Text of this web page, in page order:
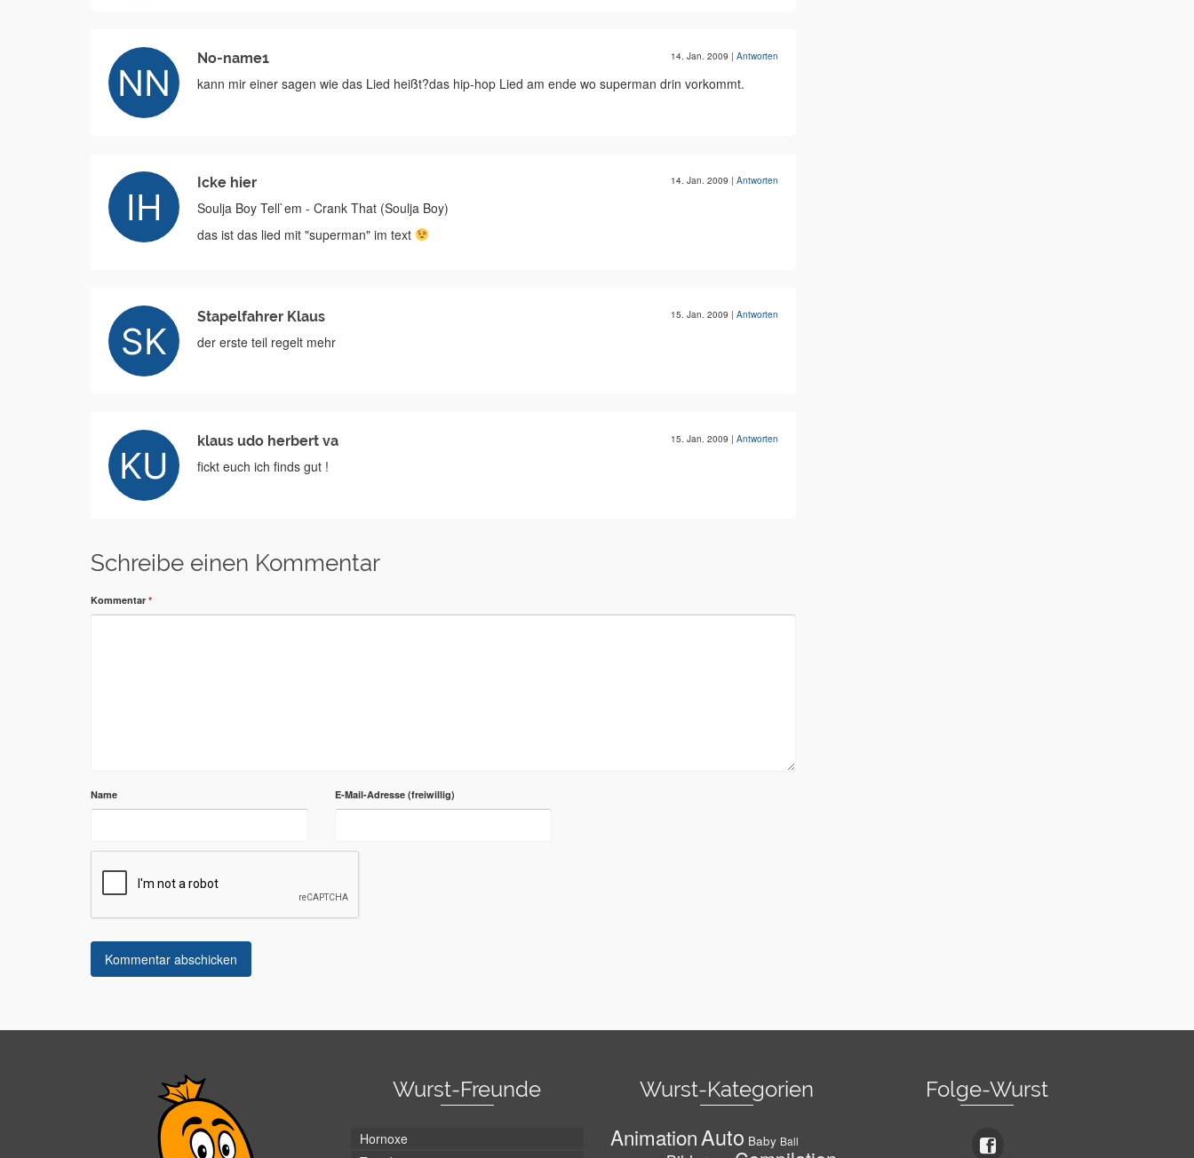
No-name1 14. Jan. 2009 | Antworten
kann mir einer sagen wie das Lied heißt?das hip-hop Lied am ende wo superman drin vorkommt.
Icke hier 14. Jan. 2009 | Antworten
Soulja Boy Tell`em - Crank That (Soulja Boy)
das ist das lied mit "superman" im text
Stapelfahrer Klaus 15. Jan. 2009 | Antworten
der erste teil regelt mehr
klaus udo herbert va 15. Jan. 2009 | Antworten
fickt euch ich finds gut !
Schreibe einen Kommentar
Kommentar *
Name E-Mail-Adresse
Wurst-Freunde
Hornoxe
Wurst-Kategorien
AnimationAuto Baby Ball
Folge-Wurst